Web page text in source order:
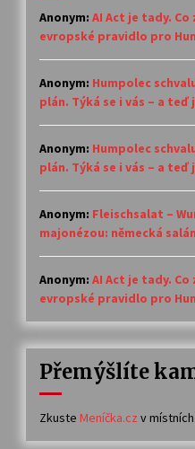
30. 6. 2026
Anonym: AI Act je tady. Co
evropské pravidlo pro
Anonym: Humpolec
plán. Týká se i vás – a teď
Anonym: Humpolec
plán. Týká se i vás – a teď
Anonym: Fleischsalat –
majonézou: německá
Anonym: AI Act je tady. Co
evropské pravidlo pro
Přemýšlíte
Zkuste Meníčka.cz v